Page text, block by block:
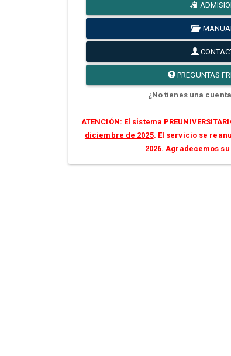
PREGUNTAS
¿No tienes una
ATENCIÓN: El sistema
diciembre de 2025. El servicio se
2026. Agradecemos